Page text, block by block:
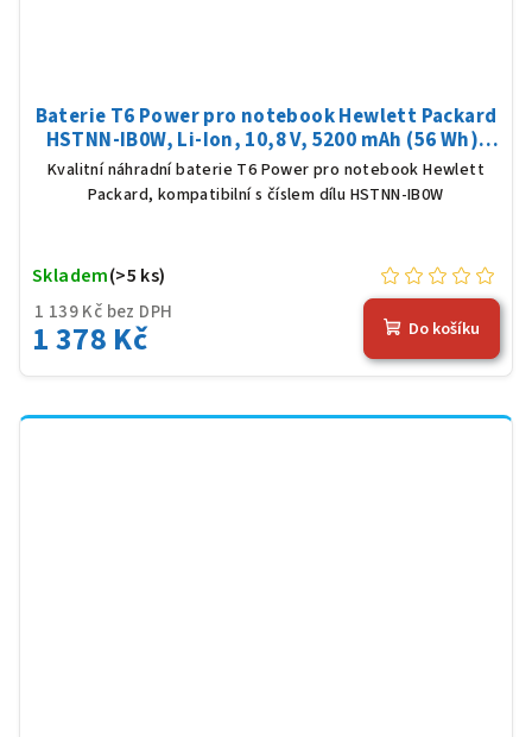
Baterie T6 Power pro notebook Hewlett Packard
HSTNN-IB0W, Li-Ion, 10,8 V, 5200 mAh (56 Wh),
černá
Kvalitní náhradní baterie T6 Power pro notebook Hewlett
Packard, kompatibilní s číslem dílu HSTNN-IB0W
1 139 Kč bez DPH
1 378 Kč
Skladem(>5 ks)
Do košíku